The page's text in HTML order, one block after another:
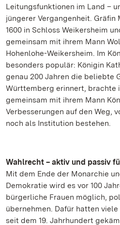
Leitungsfunktionen im Land –
jüngerer Vergangenheit.
1600 in Schloss Weikersheim
gemeinsam mit ihrem Mann
Hohenlohe-Weikersheim. Im
besonders populär: Königin
genau 200 Jahren die beliebte
Württemberg erinnert, brachte
gemeinsam mit ihrem Mann
Verbesserungen auf den Weg,
noch als Institution bestehen.
Wahlrecht – aktiv und passiv
Mit dem Ende der Monarchie
Demokratie wird es vor 100
bürgerliche Frauen möglich,
übernehmen. Dafür hatten
seit dem 19. Jahrhundert